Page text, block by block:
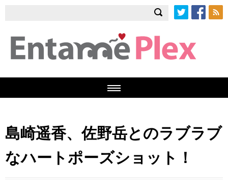
島崎遥香、佐野岳とのラブラブ
なハートポーズショット！